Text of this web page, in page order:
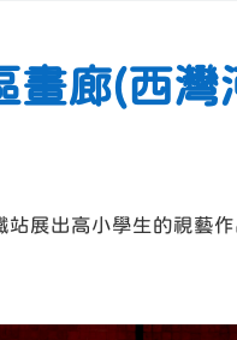
畫廊(西灣
展出高小學生的視藝